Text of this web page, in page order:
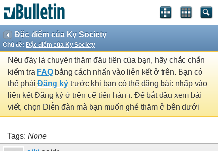
Đặc điểm của Ky Society
Chủ đề: Đặc điểm của Ky Society
Nếu đây là chuyến thăm đầu tiên của bạn, hãy chắc chắn
kiểm tra FAQ bằng cách nhấn vào liên kết ở trên. Bạn có
thể phải Đăng ký trước khi bạn có thể đăng bài: nhấp vào
liên kết Đăng ký ở trên để tiến hành. Để bắt đầu xem bài
viết, chọn Diễn đàn mà bạn muốn ghé thăm ở bên dưới.
Tags: None